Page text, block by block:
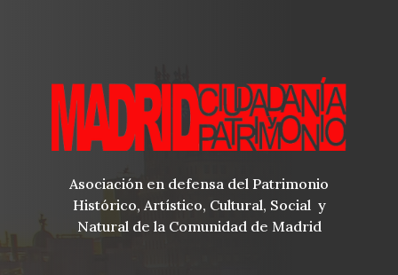
Asociación en defensa del Patrimonio
Histórico, Artístico, Cultural, Social y
Natural de la Comunidad de Madrid